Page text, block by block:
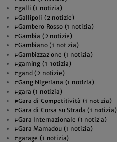
#galli (1 notizia)
#Gallipoli (2 notizie)
#Gambero Rosso (1 notizia)
#Gambia (2 notizie)
#Gambiano (1 notizia)
#Gambizzazione (1 notizia)
#gaming (1 notizia)
#gand (2 notizie)
#Gang Nigeriana (1 notizia)
#gara (1 notizia)
#Gara di Competitività (1 notizia)
#Gara di Corsa su Strada (1 notizia)
#Gara Internazionale (1 notizia)
#Gara Mamadou (1 notizia)
#garage (1 notizia)